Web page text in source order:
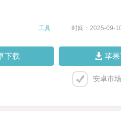
工具 时间：2025-09-
下载 苹
安卓市